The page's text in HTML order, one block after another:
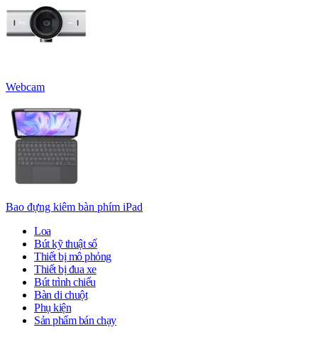
Webcam
Bao đựng kiêm bàn phím iPad
Loa
Bút kỹ thuật số
Thiết bị mô phỏng
Thiết bị đua xe
Bút trình chiếu
Bàn di chuột
Phụ kiện
Sản phẩm bán chạy